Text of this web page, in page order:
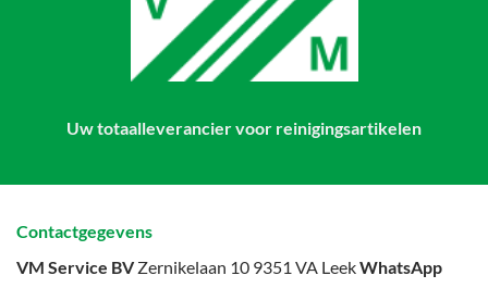
Uw totaalleverancier voor reinigingsartikelen
Contactgegevens
VM Service BVZernikelaan 10 9351 VA LeekWhatsApp